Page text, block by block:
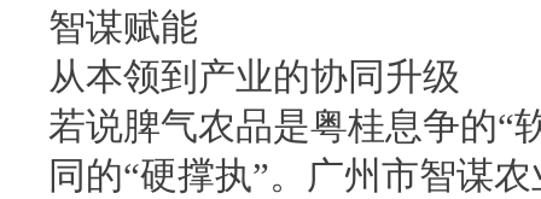
智谋赋能
从本领到产业的协同升级
若说脾气农品是粤桂息争的“
同的“硬撑执”。广州市智谋